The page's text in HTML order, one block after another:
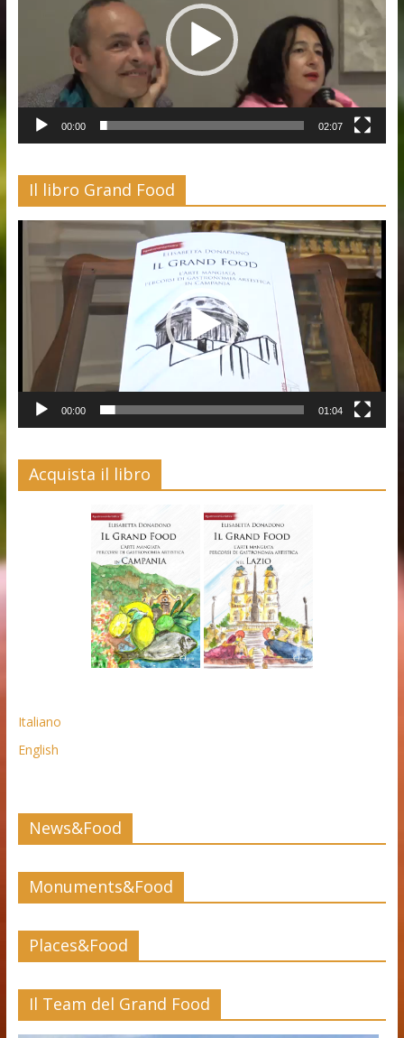
00:00 02:07
Il libro Grand Food
Player
00:00 01:04
Acquista il libro
Italiano
English
News&Food
Monuments&Food
Places&Food
Il Team del Grand Food